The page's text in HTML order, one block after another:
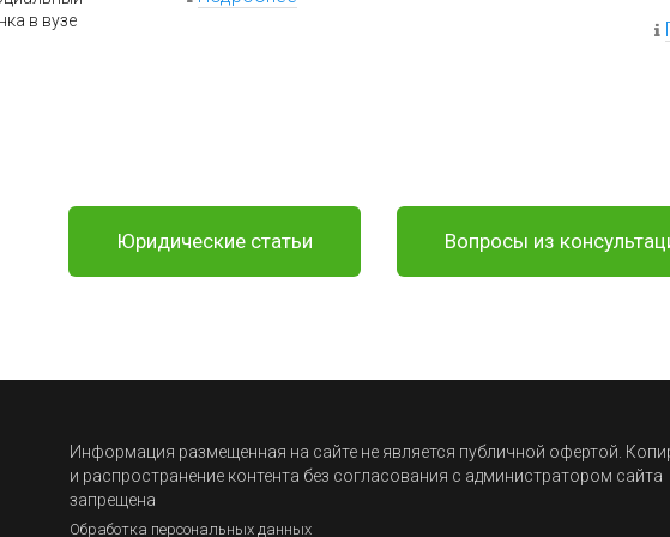
в вузе
Юридические статьи Вопросы из
Информация размещенная на сайте не является публичной офертой.
и распространение контента без согласования с администратором сайта
запрещена
Обработка персональных данных